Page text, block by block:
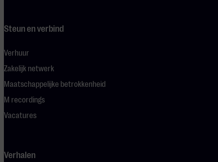
Steun en verbind
Verhuur
Zakelijk netwerk
Maatschappelijke betrokkenheid
M recordings
Vacatures
Verhalen